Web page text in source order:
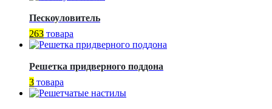
Пескоуловитель
263 товара
Решетка придверного поддона
3 товара